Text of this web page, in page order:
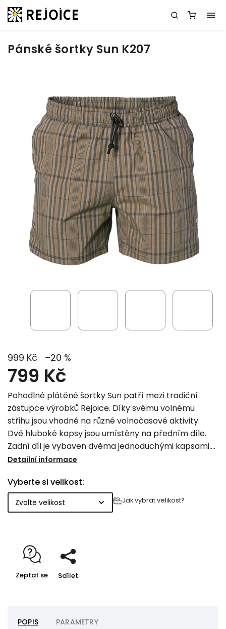
Pánské šortky Sun K207
999 Kč –20 %
799 Kč
Pohodlné plátěné šortky Sun patří mezi tradiční
zástupce výrobků Rejoice. Díky svému volnému
střihu jsou vhodné na různé volnočasové aktivity.
Dvě hluboké kapsy jsou umístěny na předním díle.
Zadní díl je vybaven dvěma jednoduchými kapsami.
Nohavice mají na bocích rozparky a jsou ukončeny
na vytkávané etiketě. V pase je pro větší komfort při
nošení všita plochá široká guma. Pas je navíc zajištěn
originální kulatou šňůrkou se stahovací samosvorkou
Detailní informace
Vyberte si velikost:
Jak vybrat velikost?
Zeptat se Sdílet
POPIS PARAMETRY